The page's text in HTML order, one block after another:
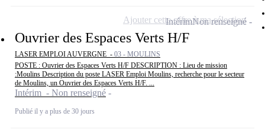
Ouvrier des Espaces Verts H/F
LASER EMPLOI AUVERGNE - 03 - MOULINS
POSTE : Ouvrier des Espaces Verts H/F DESCRIPTION : Lieu de mission
:Moulins Description du poste LASER Emploi Moulins, recherche pour le secteur
de Moulins, un Ouvrier des Espaces Verts H/F. ...
Intérim - Non renseigné
Publié il y a plus de 30 jours
IntérimNon renseigné
Ajouter cette offre à ma sélection